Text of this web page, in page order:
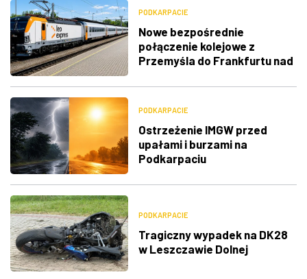
PODKARPACIE
Nowe bezpośrednie
połączenie kolejowe z
Przemyśla do Frankfurtu nad
PODKARPACIE
Ostrzeżenie IMGW przed
upałami i burzami na
Podkarpaciu
PODKARPACIE
Tragiczny wypadek na DK28
w Leszczawie Dolnej